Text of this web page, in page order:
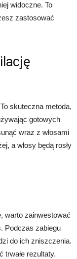
widoczne. To
zastosować
skuteczna metoda,
gotowych
wraz z włosami
a włosy będą rosły
warto zainwestować
Podczas zabiegu
do ich zniszczenia.
rezultaty.